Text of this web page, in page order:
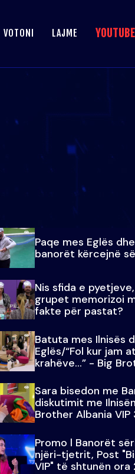
VOTONI LAJME YOUTUBE
Paqe mes Eglës
banorët kërcejnë
Nis sfida e
grupet memorizoi
fakte për pastat?
Batuta mes Ilnisës
Eglës/“Fol kur jam
krahëve…” - Big
VIP 3
Sara bisedon me
diskutimit me
Brother Albania VIP
Promo l Banorët
njëri-tjetrit, Post
VIP" të shtunën ora